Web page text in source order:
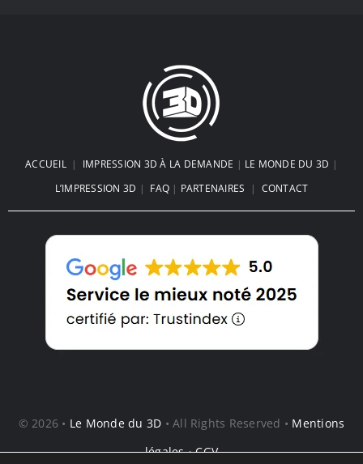
ACCUEIL| IMPRESSION 3D À LA DEMANDE | LE MONDE DU 3D |
L’IMPRESSION 3D | FAQ | PARTENAIRES | CONTACT
© 2026 • Le Monde du 3D • All Rights Reserved • Mentions
légales•CGV